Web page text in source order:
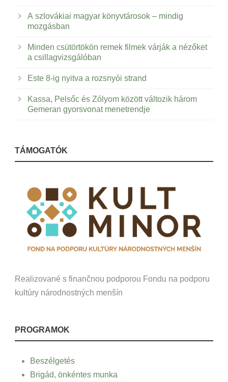
A szlovákiai magyar könyvtárosok – mindig
mozgásban
Minden csütörtökön remek filmek várják a nézőket
a csillagvizsgálóban
Este 8-ig nyitva a rozsnyói strand
Kassa, Pelsőc és Zólyom között változik három
Gemeran gyorsvonat menetrendje
TÁMOGATÓK
Realizované s finančnou podporou Fondu na podporu
kultúry národnostných menšín
PROGRAMOK
Beszélgetés
Brigád, önkéntes munka